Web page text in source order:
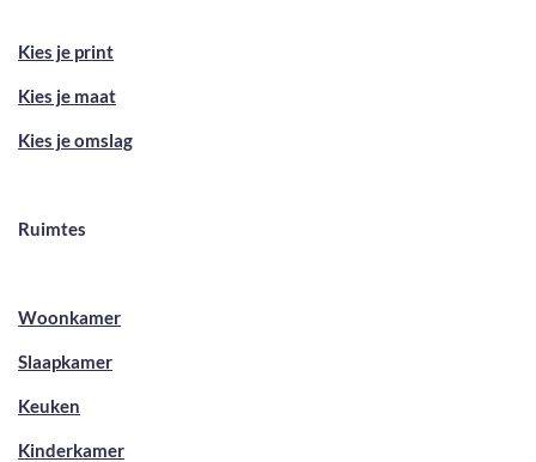
Kies je print
Kies je maat
Kies je omslag
Ruimtes
Woonkamer
Slaapkamer
Keuken
Kinderkamer